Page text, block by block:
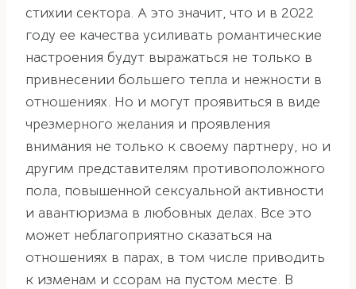
стихии сектора. А это значит, что и в 2022
году ее качества усиливать романтические
настроения будут выражаться не только в
привнесении большего тепла и нежности в
отношениях. Но и могут проявиться в виде
чрезмерного желания и проявления
внимания не только к своему партнеру, но и
другим представителям противоположного
пола, повышенной сексуальной активности
и авантюризма в любовных делах. Все это
может неблагоприятно сказаться на
отношениях в парах, в том числе приводить
к изменам и ссорам на пустом месте. В